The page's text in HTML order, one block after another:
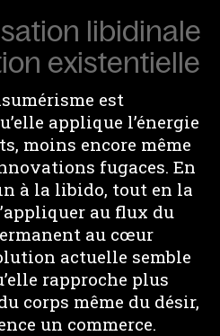
libidinale
existentielle
est
applique l’énergie
moins encore même
fugaces. En
à la libido, tout en la
au flux du
au cœur
actuelle semble
rapproche plus
corps même du désir,
un commerce.